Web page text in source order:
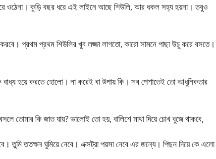
ওঠেনা। কুড়ি বছর ধরে এই লাইনে আছে শিউলি, আর ধকল সহ্য হয়না। তবুও
প্রথম প্রথম শিউলির খুব লজ্জা লাগতো, কারো সামনে পাছা উচু করে বসতে।
বাধ্য হয়ে করতে হোলো। না করেই বা উপায় কি। সব পেশাতেই তো আধুনিকতার
তোমার কি জাত যায়? ভালোই তো হয়, বালিশে মাথা দিয়ে চোখ বুজে থাকবে,
তুমি ততক্ষন ঘুমিয়ে নেবে। এক্সট্রা পয়সা নেবে এর জন্যে। পিছন দিয়ে কে এলো